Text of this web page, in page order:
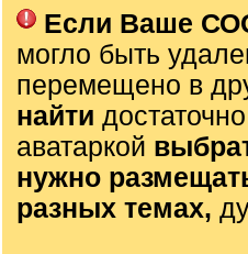
Если Ваше
могло быть
перемещено в
найти
аватаркой
нужно
разных темах,